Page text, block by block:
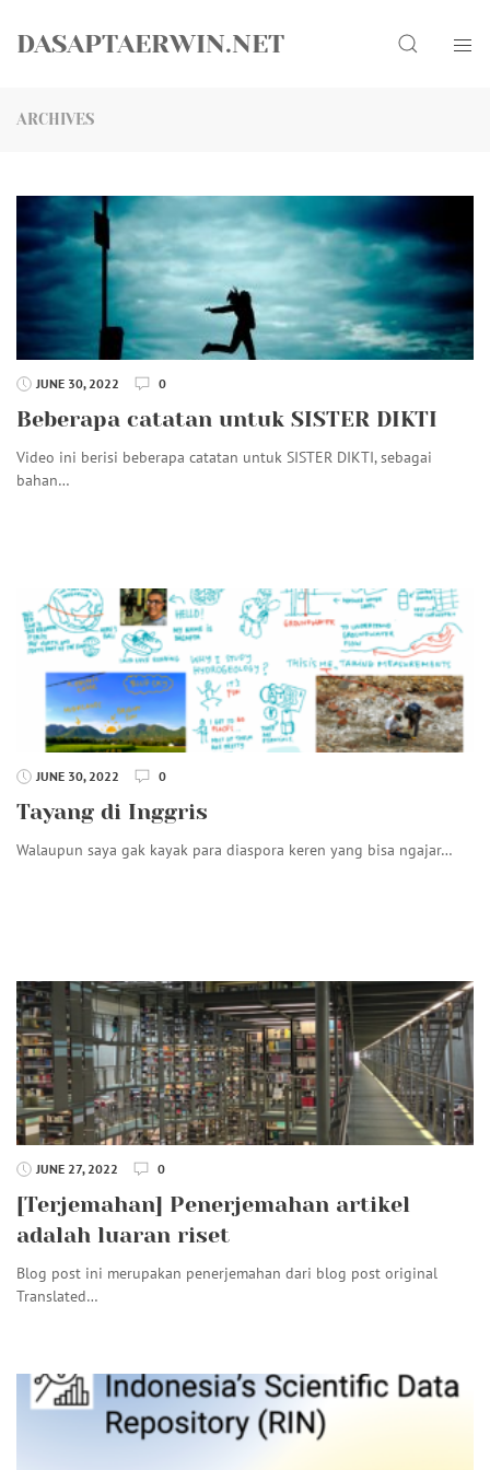
DASAPTAERWIN.NET Search
ARCHIVES
JUNE 30, 2022 0
Beberapa catatan untuk SISTER DIKTI
Video ini berisi beberapa catatan untuk SISTER DIKTI, sebagai
bahan…
JUNE 30, 2022 0
Tayang di Inggris
Walaupun saya gak kayak para diaspora keren yang bisa ngajar…
JUNE 27, 2022 0
[Terjemahan] Penerjemahan artikel
adalah luaran riset
Blog post ini merupakan penerjemahan dari blog post original
Translated…